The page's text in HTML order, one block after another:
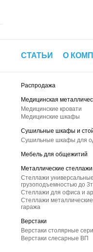
СТАТЬИ О
Распродажа
Медицинская
Медицинские кровати
Медицинские шкафы
Сушильные шкафы и
Сушильные шкафы для
Мебель для общежитий
Металлические стеллажи
Стеллажи
грузоподъемностью до
Стеллажи для офиса и
Стеллажи
гаража
Верстаки
Верстаки столярные
Верстаки слесарные ВП